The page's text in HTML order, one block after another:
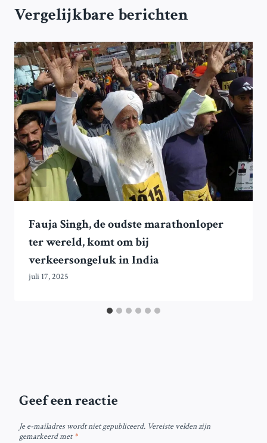
Vergelijkbare berichten
Fauja Singh, de oudste marathonloper
ter wereld, komt om bij
verkeersongeluk in India
juli 17, 2025
Geef een reactie
Je e-mailadres wordt niet gepubliceerd. Vereiste velden zijn
gemarkeerd met*